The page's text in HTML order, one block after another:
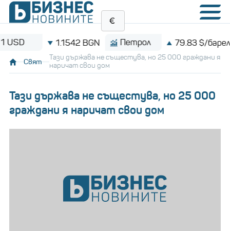
1.1542 BGN Петрол 79.83 $/барел
Свят
Тази държава не същестува, но 25 000 граждани я
наричат свои дом
Тази държава не същестува, но 25 000
граждани я наричат свои дом